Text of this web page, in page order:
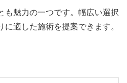
も魅力の一つです。幅広い選択
に適した施術を提案できます。